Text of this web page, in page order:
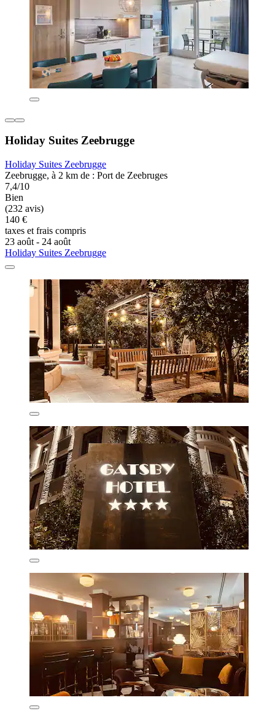
Holiday Suites Zeebrugge
Holiday Suites Zeebrugge
Zeebrugge, à 2 km de : Port de Zeebruges
7,4/10
Bien
(232 avis)
140 €
taxes et frais compris
23 août - 24 août
Holiday Suites Zeebrugge